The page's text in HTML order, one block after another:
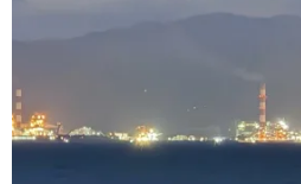
Du khách nghi nhiễm
thuyền Italy bị phong tỏa
30/01/2020 12:41
Các mẫu máu của một cặp vợ